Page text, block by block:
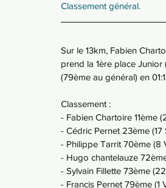
Classement général.
Sur le 13km, Fabien
prend la 1ère place
(79ème au général) en
Classement :
- Fabien Chartoire 11ème
- Cédric Pernet 23ème
- Philippe Tarrit 70ème (8
- Hugo chantelauze
- Sylvain Fillette 73ème (22
- Francis Pernet 79ème (1